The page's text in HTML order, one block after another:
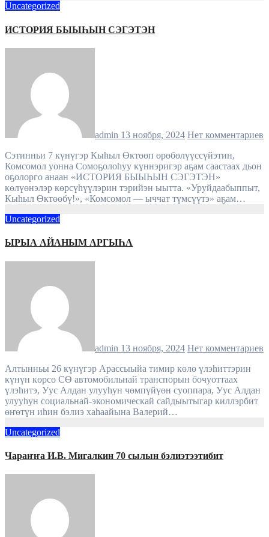
Uncategorized
ИСТОРИЯ БЫЫҺЫН СЭГЭТЭН
admin 13 ноября, 2024 Нет комментариев
Сэтинньи 7 күнүгэр Кыһыл Өктөөп өрөбөлүүссүйэтин,
Комсомол уонна Сомоҕолоһуу күннэригэр аҕам саастаах дьон
оҕолорго анаан «ИСТОРИЯ БЫЫҺЫН СЭГЭТЭН»
көлүөнэлэр көрсүһүүлэрин тэрийэн ыытта. «Уруйдаабыппыт,
Кыһыл Өктөөбү!», «Комсомол — ыччат түмсүүтэ» аҕам…
Uncategorized
ЫРЫА АЙАНЫМ АРГЫҺА
admin 13 ноября, 2024 Нет комментариев
Алтынньы 26 күнүгэр Арассыыйа тимир көлө үлэһиттэрин
күнүн көрсө СӨ автомобильнай транспорын бочуоттаах
үлэһитэ, Уус Алдан улууһун чөмпүйүөн суоппара, Уус Алдан
улууһун социальнай-экономическай сайдыытыгар киллэрбит
өҥөтүн иһин бэлиэ хаһаайына Валерий…
Uncategorized
Чараҥҥа И.В. Мигалкин 70 сылын бэлиэтээтибит